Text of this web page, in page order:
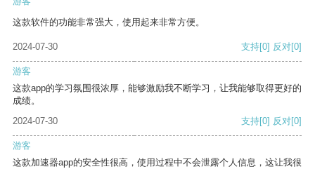
这款软件的功能非常强大，使用起来非常方便。
2024-07-30 支持[0] 反对[0]
游客
这款app的学习氛围很浓厚，能够激励我不断学习，让我能够取得更好的
成绩。
2024-07-30
支持[0] 反对[0]
游客
这款加速器app的安全性很高，使用过程中不会泄露个人信息，这让我很